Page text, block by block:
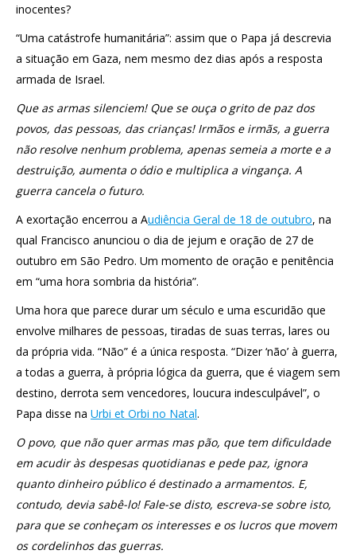
inocentes?
“Uma catástrofe humanitária”: assim que o Papa já descrevia
a situação em Gaza, nem mesmo dez dias após a resposta
armada de Israel.
Que as armas silenciem! Que se ouça o grito de paz dos
povos, das pessoas, das crianças! Irmãos e irmãs, a guerra
não resolve nenhum problema, apenas semeia a morte e a
destruição, aumenta o ódio e multiplica a vingança. A
guerra cancela o futuro.
A exortação encerrou a Audiência Geral de 18 de outubro, na
qual Francisco anunciou o dia de jejum e oração de 27 de
outubro em São Pedro. Um momento de oração e penitência
em “uma hora sombria da história”.
Uma hora que parece durar um século e uma escuridão que
envolve milhares de pessoas, tiradas de suas terras, lares ou
da própria vida. “Não” é a única resposta. “Dizer ‘não’ à guerra,
a todas a guerra, à própria lógica da guerra, que é viagem sem
destino, derrota sem vencedores, loucura indesculpável”, o
Papa disse na Urbi et Orbi no Natal.
O povo, que não quer armas mas pão, que tem dificuldade
em acudir às despesas quotidianas e pede paz, ignora
quanto dinheiro público é destinado a armamentos. E,
contudo, devia sabê-lo! Fale-se disto, escreva-se sobre isto,
para que se conheçam os interesses e os lucros que movem
os cordelinhos das guerras.